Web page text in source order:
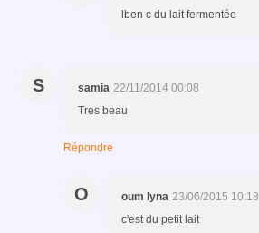
lben c du lait fermentée
S samia 22/11/2014 00:08
Tres beau
Répondre
O oum lyna 23/06/2015 10:18
c'est du petit lait